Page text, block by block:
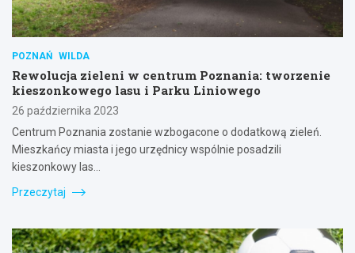
POZNAŃ WILDA
Rewolucja zieleni w centrum Poznania: tworzenie
kieszonkowego lasu i Parku Liniowego
26 października 2023
Centrum Poznania zostanie wzbogacone o dodatkową zieleń.
Mieszkańcy miasta i jego urzędnicy wspólnie posadzili
kieszonkowy las…
Przeczytaj